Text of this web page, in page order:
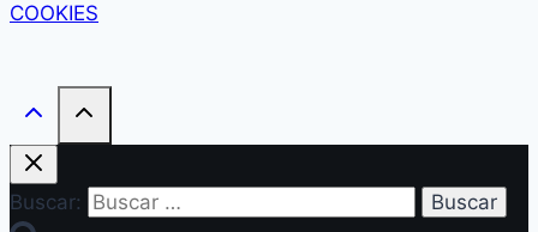
COOKIES
Buscar: